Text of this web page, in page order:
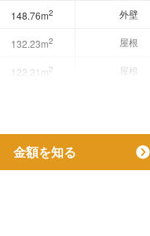
148.76m2 外壁
132.23m2 屋根
122.31m2 屋根
金額を知る